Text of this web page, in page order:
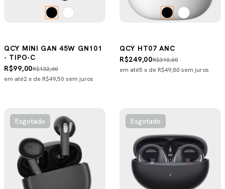
QCY MINI GAN 45W GN101
- TIPO-C
R$132,60
R$99,00
em até2x de R$49,50 sem juros
QCY HT07 ANC
R$310,00
R$249,00
em até5 x de R$49,80 sem juros
Esgotado Esgotado